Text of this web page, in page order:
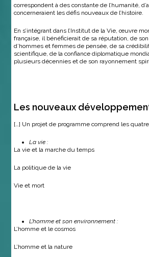
correspondent à des constante de l’humanité,
concerneraient les défis nouveaux de l’histoire.
En s’intégrant dans l’Institut de la Vie, œuvre
française, il bénéficierait de sa réputation, de
d’hommes et femmes de pensée, de sa
scientifique, de la confiance diplomatique
plusieurs décennies et de son rayonnement
Les nouveaux
[…] Un projet de programme comprend les
La vie :
La vie et la marche du temps
La politique de la vie
Vie et mort
L’homme et son environnement :
L’homme et le cosmos
L’homme et la nature